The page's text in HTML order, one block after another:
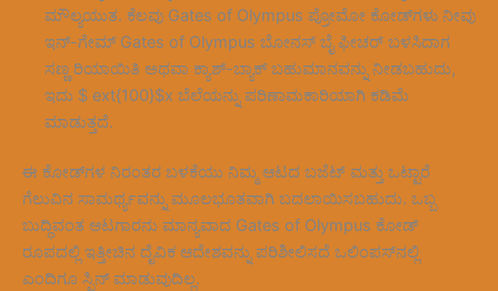
ಮೌಲ್ಯಯುತ. ಕೆಲವು Gates of Olympus ಪ್ರೋಮೋ ಕೋಡ್‌ಗಳು ನೀವು
ಇನ್-ಗೇಮ್ Gates of Olympus ಬೋನಸ್ ಬೈ ಫೀಚರ್ ಬಳಸಿದಾಗ
ಸಣ್ಣ ರಿಯಾಯಿತಿ ಅಥವಾ ಕ್ಯಾಶ್-ಬ್ಯಾಕ್ ಬಹುಮಾನವನ್ನು ನೀಡಬಹುದು,
ಇದು $ ext{100}$x ಬೆಲೆಯನ್ನು ಪರಿಣಾಮಕಾರಿಯಾಗಿ ಕಡಿಮೆ
ಮಾಡುತ್ತದೆ.
ಈ ಕೋಡ್‌ಗಳ ನಿರಂತರ ಬಳಕೆಯು ನಿಮ್ಮ ಆಟದ ಬಜೆಟ್ ಮತ್ತು ಒಟ್ಟಾರೆ
ಗೆಲುವಿನ ಸಾಮರ್ಥ್ಯವನ್ನು ಮೂಲಭೂತವಾಗಿ ಬದಲಾಯಿಸಬಹುದು. ಒಬ್ಬ
ಬುದ್ಧಿವಂತ ಆಟಗಾರನು ಮಾನ್ಯವಾದ Gates of Olympus ಕೋಡ್
ರೂಪದಲ್ಲಿ ಇತ್ತೀಚಿನ ದೈವಿಕ ಆದೇಶವನ್ನು ಪರಿಶೀಲಿಸದೆ ಒಲಿಂಪಸ್‌ನಲ್ಲಿ
ಎಂದಿಗೂ ಸ್ಪಿನ್ ಮಾಡುವುದಿಲ್ಲ.